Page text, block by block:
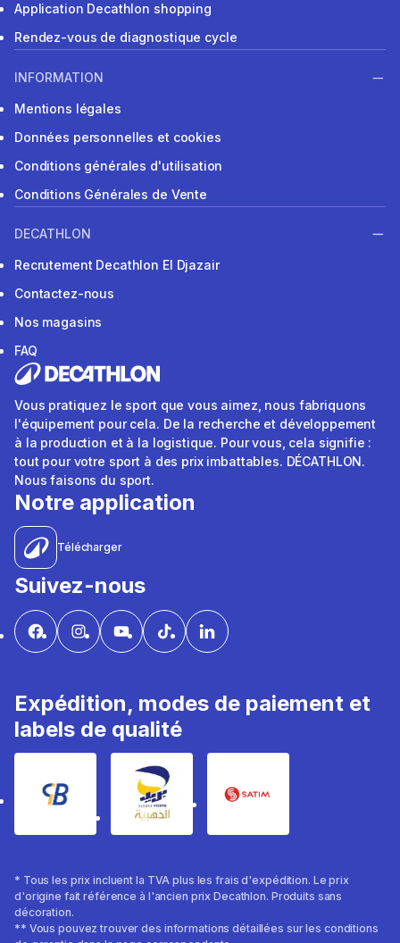
Application Decathlon shopping
Rendez-vous de diagnostique cycle
INFORMATION
Mentions légales
Données personnelles et cookies
Conditions générales d'utilisation
Conditions Générales de Vente
DECATHLON
Recrutement Decathlon El Djazair
Contactez-nous
Nos magasins
FAQ
Vous pratiquez le sport que vous aimez, nous fabriquons
l'équipement pour cela. De la recherche et développement
à la production et à la logistique. Pour vous, cela signifie :
tout pour votre sport à des prix imbattables. DÉCATHLON.
Nous faisons du sport.
Notre application
Télécharger
Suivez-nous
Expédition, modes de paiement et
labels de qualité
* Tous les prix incluent la TVA plus les frais d'expédition. Le prix
d'origine fait référence à l'ancien prix Decathlon. Produits sans
décoration.
** Vous pouvez trouver des informations détaillées sur les conditions